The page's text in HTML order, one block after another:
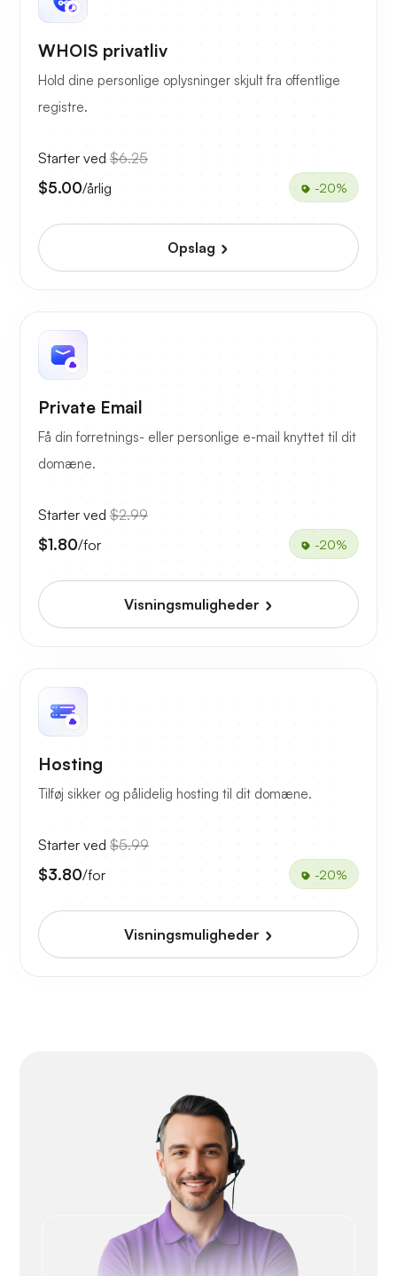
WHOIS privatliv
Hold dine personlige oplysninger skjult fra offentlige
registre.
Starter ved $6.25
$5.00/årlig -20%
Opslag
Private Email
Få din forretnings- eller personlige e-mail knyttet til dit
domæne.
Starter ved $2.99
$1.80/for -20%
Visningsmuligheder
Hosting
Tilføj sikker og pålidelig hosting til dit domæne.
Starter ved $5.99
$3.80/for -20%
Visningsmuligheder